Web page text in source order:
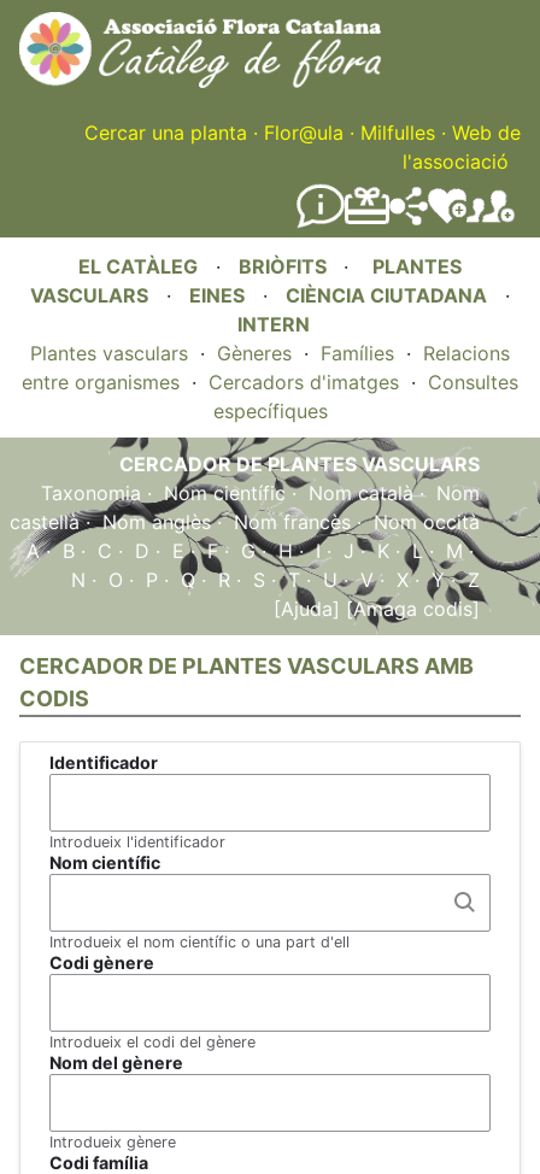
Skip
to
main
content
Cercar una planta · Flor@ula · Milfulles · Web de
l'associació
EL CATÀLEG · BRIÒFITS · PLANTES
VASCULARS · EINES · CIÈNCIA CIUTADANA ·
INTERN
Plantes vasculars · Gèneres · Famílies · Relacions
entre organismes · Cercadors d'imatges · Consultes
específiques
CERCADOR DE PLANTES VASCULARS
Taxonomia · Nom científic·Nom català· Nom
castellà·Nom anglès·Nom francès·Nom occità
A·B · C · D · E·F· G·H·I· J ·K ·L· M·
N · O · P · Q·R · S ·T ·U·V· X·Y·Z
[Ajuda] [Amaga codis]
CERCADOR DE PLANTES VASCULARS AMB
CODIS
Identificador
Introdueix l'identificador
Nom científic
Introdueix el nom científic o una part d'ell
Codi gènere
Introdueix el codi del gènere
Nom del gènere
Introdueix gènere
Codi família